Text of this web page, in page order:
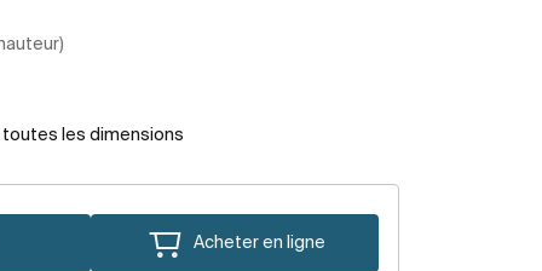
toutes les dimensions
Acheter en ligne